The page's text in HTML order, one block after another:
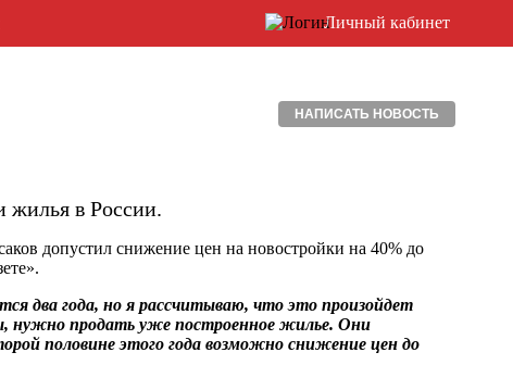
Личный кабинет
НАПИСАТЬ НОВОСТЬ
жилья в России.
допустил снижение цен на новостройки на 40% до
два года, но я рассчитываю, что это произойдет
нужно продать уже построенное жилье. Они
половине этого года возможно снижение цен до